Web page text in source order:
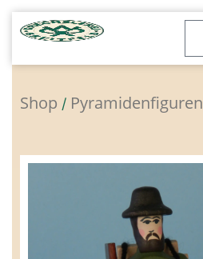
Zum
Inhalt
Shop / Pyramidenfiguren